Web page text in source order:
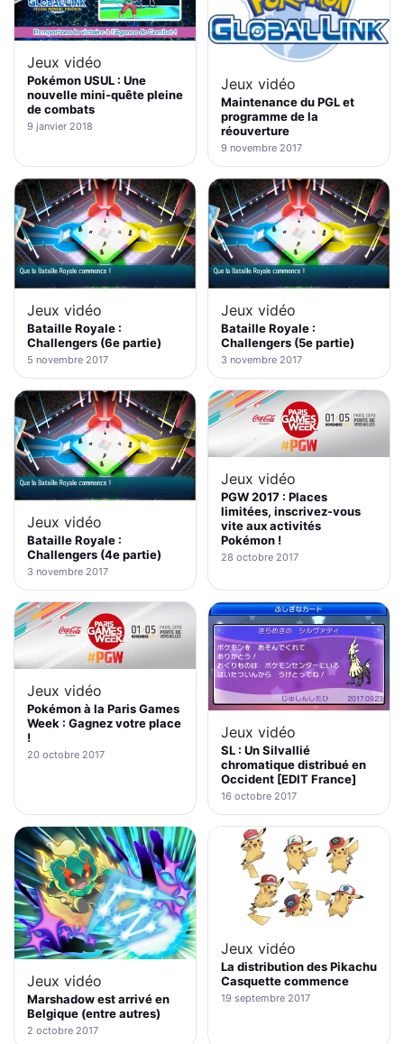
Jeux vidéo
Pokémon USUL : Une
nouvelle mini-quête pleine
de combats
9 janvier 2018
Jeux vidéo
Maintenance du PGL et
programme de la
réouverture
9 novembre 2017
Jeux vidéo
Bataille Royale :
Challengers (6e partie)
5 novembre 2017
Jeux vidéo
Bataille Royale :
Challengers (5e partie)
3 novembre 2017
Jeux vidéo
Bataille Royale :
Challengers (4e partie)
3 novembre 2017
Jeux vidéo
PGW 2017 : Places
limitées, inscrivez-vous
vite aux activités
Pokémon !
28 octobre 2017
Jeux vidéo
Pokémon à la Paris Games
Week : Gagnez votre place
!
20 octobre 2017
Jeux vidéo
SL : Un Silvallié
chromatique distribué en
Occident [EDIT France]
16 octobre 2017
Jeux vidéo
Marshadow est arrivé en
Belgique (entre autres)
2 octobre 2017
Jeux vidéo
La distribution des Pikachu
Casquette commence
19 septembre 2017